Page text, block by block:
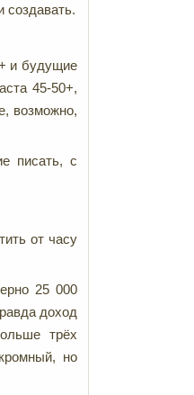
создавать.
и будущие
45-50+,
возможно,
писать, с
от часу
25 000
доход
трёх
но